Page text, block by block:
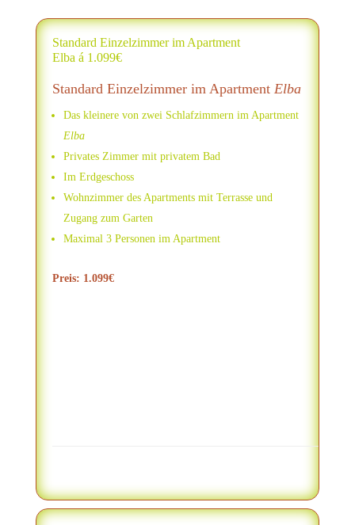
Standard Einzelzimmer im Apartment
Elba á 1.099€
Standard Einzelzimmer im Apartment Elba
Das kleinere von zwei Schlafzimmern im Apartment
Elba
Privates Zimmer mit privatem Bad
Im Erdgeschoss
Wohnzimmer des Apartments mit Terrasse und
Zugang zum Garten
Maximal 3 Personen im Apartment
Preis: 1.099€